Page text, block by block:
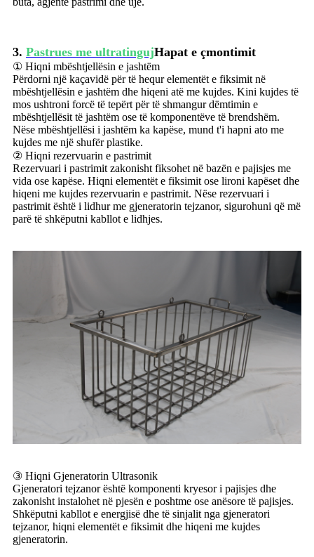
3. Pastrues me ultratingujHapat e çmontimit
① Hiqni mbështjellësin e jashtëm
Përdorni një kaçavidë për të hequr elementët e fiksimit në
mbështjellësin e jashtëm dhe hiqeni atë me kujdes. Kini kujdes të
mos ushtroni forcë të tepërt për të shmangur dëmtimin e
mbështjellësit të jashtëm ose të komponentëve të brendshëm.
Nëse mbështjellësi i jashtëm ka kapëse, mund t'i hapni ato me
kujdes me një shufër plastike.
② Hiqni rezervuarin e pastrimit
Rezervuari i pastrimit zakonisht fiksohet në bazën e pajisjes me
vida ose kapëse. Hiqni elementët e fiksimit ose lironi kapëset dhe
hiqeni me kujdes rezervuarin e pastrimit. Nëse rezervuari i
pastrimit është i lidhur me gjeneratorin tejzanor, sigurohuni që më
parë të shkëputni kabllot e lidhjes.
③ Hiqni Gjeneratorin Ultrasonik
Gjeneratori tejzanor është komponenti kryesor i pajisjes dhe
zakonisht instalohet në pjesën e poshtme ose anësore të pajisjes.
Shkëputni kabllot e energjisë dhe të sinjalit nga gjeneratori
tejzanor, hiqni elementët e fiksimit dhe hiqeni me kujdes
gjeneratorin.